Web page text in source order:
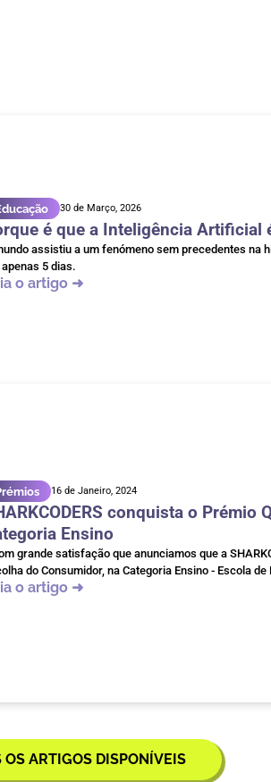
30 de Março, 2026
é que a Inteligência Artificial
assistiu a um fenómeno sem precedentes na
5 dias.
o artigo ➜
16 de Janeiro, 2024
conquista o
Ensino
grande satisfação que anunciamos que a
do Consumidor, na Categoria Ensino - Escola
o artigo ➜
OS ARTIGOS DISPONÍVEIS